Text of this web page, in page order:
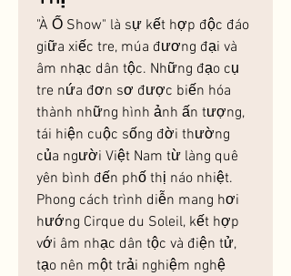
"À Ố Show" là sự kết hợp độc đáo
giữa xiếc tre, múa đương đại và
âm nhạc dân tộc. Những đạo cụ
tre nứa đơn sơ được biến hóa
thành những hình ảnh ấn tượng,
tái hiện cuộc sống đời thường
của người Việt Nam từ làng quê
yên bình đến phố thị náo nhiệt.
Phong cách trình diễn mang hơi
hướng Cirque du Soleil, kết hợp
với âm nhạc dân tộc và điện tử,
tạo nên một trải nghiệm nghệ